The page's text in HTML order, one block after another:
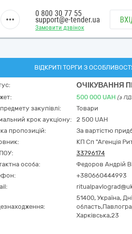
Замовити дзвінок
0 800 30 77 55
support@e-tender.ua
ВІДКРИТІ ТОРГИ З
ОЧІКУВАННЯ
500 000 UAH (з
закупівлі:
Товари
крок аукціону:
2 500 UAH
пропозицій:
За вартістю
КП Сп "Агенція
33796174
особа:
Федоров Андрій
+380660444993
51400, Україна,
область,
Харківська,23